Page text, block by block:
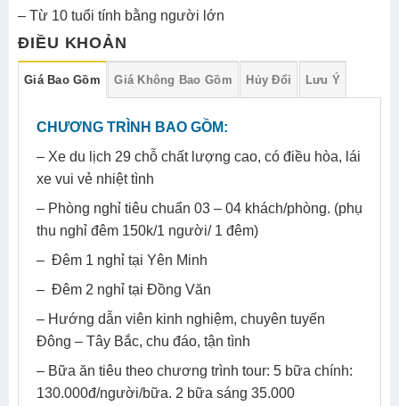
– Từ 10 tuổi tính bằng người lớn
ĐIỀU KHOẢN
Giá Bao Gồm Giá Không Bao Gồm Hủy Đổi Lưu Ý
CHƯƠNG TRÌNH BAO GỒM:
– Xe du lịch 29 chỗ chất lượng cao, có điều hòa, lái
xe vui vẻ nhiệt tình
– Phòng nghỉ tiêu chuẩn 03 – 04 khách/phòng. (phụ
thu nghỉ đêm 150k/1 người/ 1 đêm)
– Đêm 1 nghỉ tại Yên Minh
– Đêm 2 nghỉ tại Đồng Văn
– Hướng dẫn viên kinh nghiệm, chuyên tuyến
Đông – Tây Bắc, chu đáo, tận tình
– Bữa ăn tiêu theo chương trình tour: 5 bữa chính:
130.000đ/người/bữa. 2 bữa sáng 35.000